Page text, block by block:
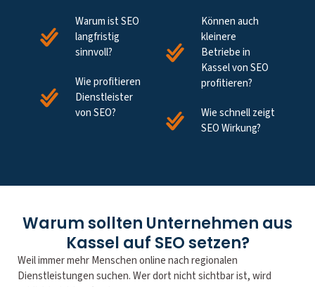
Warum ist SEO
langfristig
sinnvoll?
Wie profitieren
Dienstleister
von SEO?
Können auch
kleinere
Betriebe in
Kassel von SEO
profitieren?
Wie schnell zeigt
SEO Wirkung?
Warum sollten Unternehmen aus
Kassel auf SEO setzen?
Weil immer mehr Menschen online nach regionalen
Dienstleistungen suchen. Wer dort nicht sichtbar ist, wird